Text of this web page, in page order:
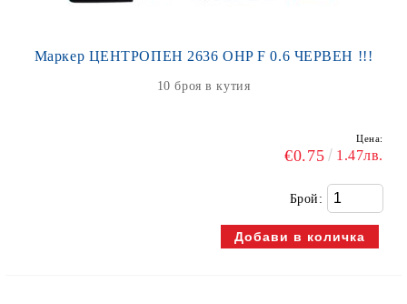
Маркер ЦЕНТРОПЕН 2636 OHP F 0.6 ЧЕРВЕН !!!
10 броя в кутия
Цена:
€0.75 1.47лв.
Брой: